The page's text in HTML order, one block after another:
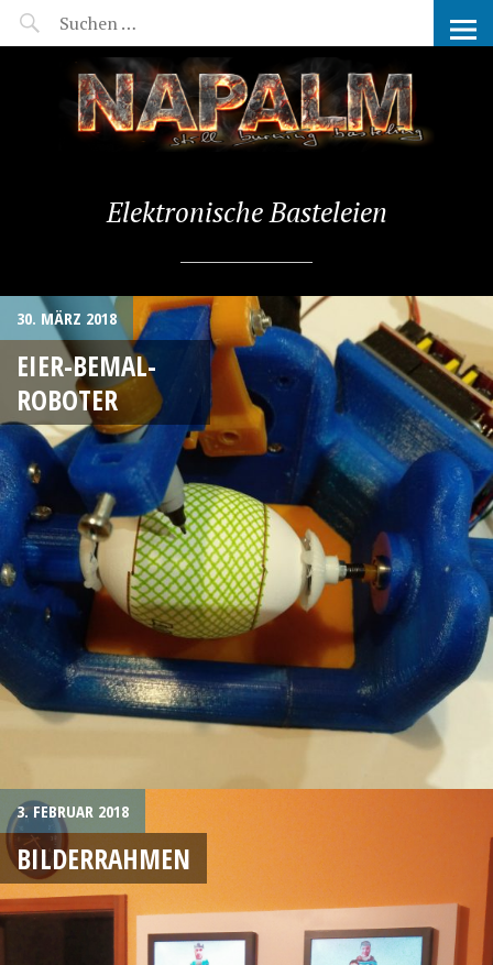
NAPALM – STILL BURNING
Elektronische Basteleien
30. MÄRZ 2018
EIER-BEMAL-
ROBOTER
3. FEBRUAR 2018
BILDERRAHMEN